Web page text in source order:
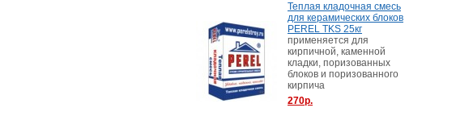
Теплая кладочная смесь
для керамических блоков
PEREL TKS 25кг
применяется для
кирпичной, каменной
кладки, поризованных
блоков и поризованного
кирпича
270р.